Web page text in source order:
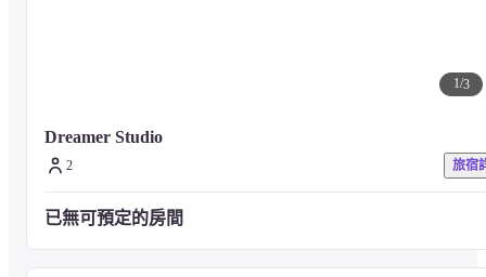
1/3
Dreamer Studio
2 旅宿
已無可預定的房間